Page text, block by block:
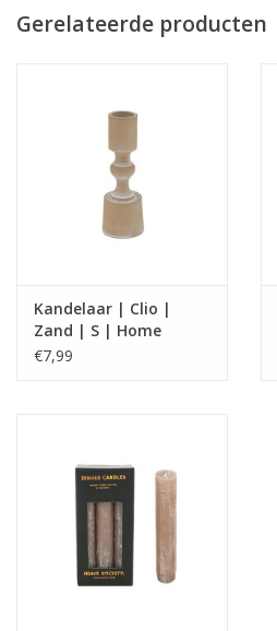
Gerelateerde producten
Kandelaar | Clio |
Zand | S | Home
Society
€7,99